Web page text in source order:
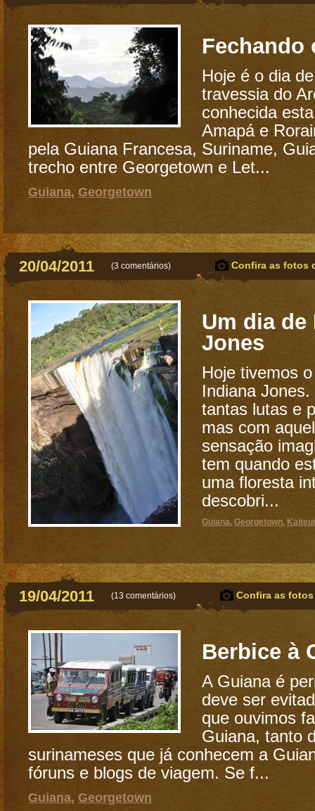
Fechando
Hoje é o dia
travessia do
conhecida
Amapá e
pela Guiana Francesa, Suriname,
trecho entre Georgetown e Let...
Guiana, Georgetown
20/04/2011 (3 comentários) Confira as fotos
Um dia de
Jones
Hoje tivemos
Indiana
tantas lutas e
mas com
sensação
tem quando
uma floresta
descobri...
Guiana, Georgetown,
19/04/2011 (13 comentários) Confira as
Berbice à
A Guiana é
deve ser
que ouvimos
Guiana, tanto
surinameses que já conhecem a
fóruns e blogs de viagem. Se f...
Guiana, Georgetown